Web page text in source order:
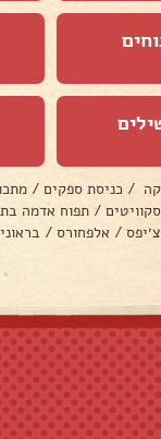
/ כניסת ספקים /
/ תפוח אדמה
/ אלפחורס /